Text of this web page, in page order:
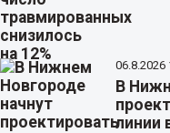
06.8.2026
В
линии